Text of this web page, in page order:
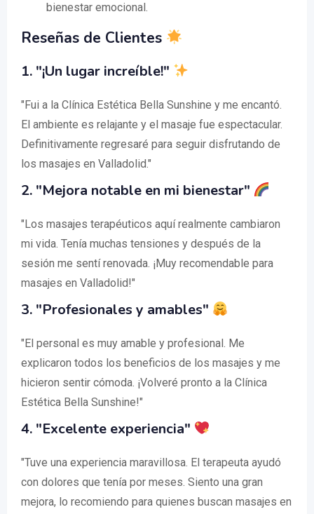
bienestar emocional.
Reseñas de Clientes
1. "¡Un lugar increíble!"
"Fui a la Clínica Estética Bella Sunshine y me encantó.
El ambiente es relajante y el masaje fue espectacular.
Definitivamente regresaré para seguir disfrutando de
los masajes en Valladolid."
2. "Mejora notable en mi bienestar"
"Los masajes terapéuticos aquí realmente cambiaron
mi vida. Tenía muchas tensiones y después de la
sesión me sentí renovada. ¡Muy recomendable para
masajes en Valladolid!"
3. "Profesionales y amables"
"El personal es muy amable y profesional. Me
explicaron todos los beneficios de los masajes y me
hicieron sentir cómoda. ¡Volveré pronto a la Clínica
Estética Bella Sunshine!"
4. "Excelente experiencia"
"Tuve una experiencia maravillosa. El terapeuta ayudó
con dolores que tenía por meses. Siento una gran
mejora, lo recomiendo para quienes buscan masajes en